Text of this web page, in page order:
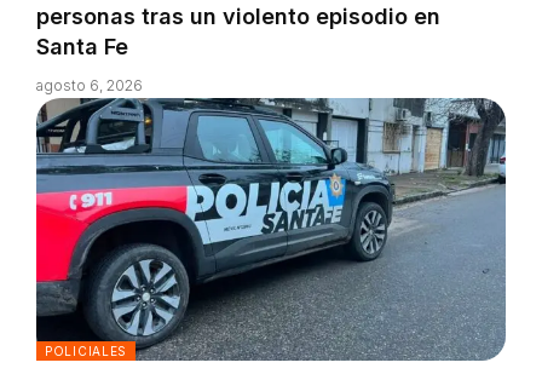
personas tras un violento episodio en
Santa Fe
agosto 6, 2026
POLICIALES